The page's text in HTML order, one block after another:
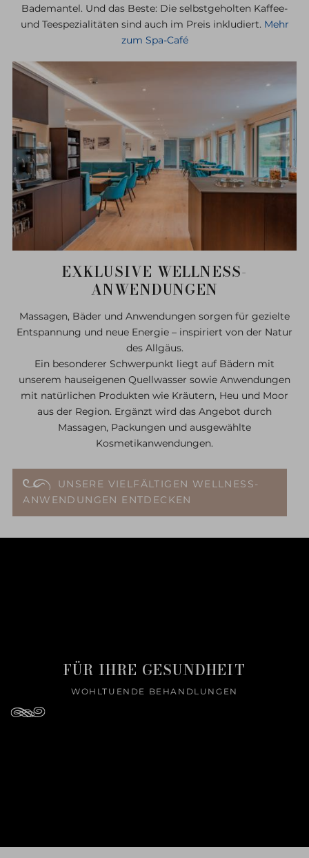
Bademantel. Und das Beste: Die selbstgeholten Kaffee-
und Teespezialitäten sind auch im Preis inkludiert. Mehr
zum Spa-Café
EXKLUSIVE WELLNESS-
ANWENDUNGEN
Massagen, Bäder und Anwendungen sorgen für gezielte
Entspannung und neue Energie – inspiriert von der Natur
des Allgäus.
Ein besonderer Schwerpunkt liegt auf Bädern mit
unserem hauseigenen Quellwasser sowie Anwendungen
mit natürlichen Produkten wie Kräutern, Heu und Moor
aus der Region. Ergänzt wird das Angebot durch
Massagen, Packungen und ausgewählte
Kosmetikanwendungen.
UNSERE VIELFÄLTIGEN WELLNESS-
ANWENDUNGEN ENTDECKEN
FÜR IHRE GESUNDHEIT
WOHLTUENDE BEHANDLUNGEN